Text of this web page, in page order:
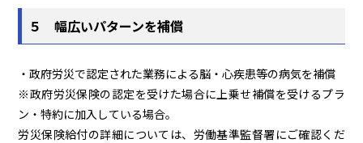
５ 幅広いパターンを補償
・政府労災で認定された業務による脳・心疾患等の病気を補償
※政府労災保険の認定を受けた場合に上乗せ補償を受けるプラ
ン・特約に加入している場合。
労災保険給付の詳細については、労働基準監督署にご確認くだ